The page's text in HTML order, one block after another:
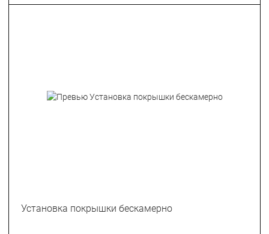
Установка покрышки бескамерно